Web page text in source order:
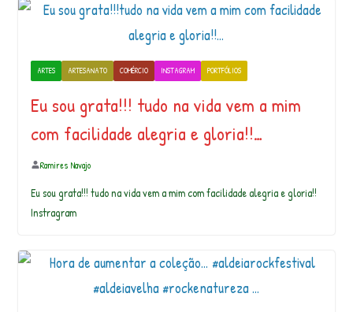
ARTES ARTESANATO COMÉRCIO INSTAGRAM PORTFÓLIOS
Eu sou grata!!! tudo na vida vem a mim
com facilidade alegria e gloria!!…
Ramires Navajo
Eu sou grata!!! tudo na vida vem a mim com facilidade alegria e gloria!!
Instragram